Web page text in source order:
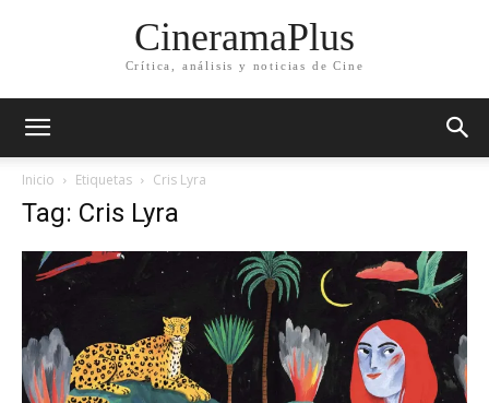
CineramaPlus
Crítica, análisis y noticias de Cine
Inicio Etiquetas Cris Lyra
Tag: Cris Lyra